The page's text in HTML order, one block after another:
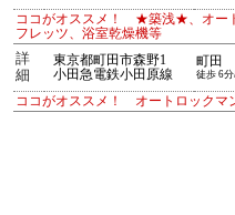
ココがオススメ！ ★築浅★、オート
フレッツ、浴室乾燥機等
詳
細
東京都町田市森野1
小田急電鉄小田原線
町田
徒歩 6
ココがオススメ！ オートロックマ